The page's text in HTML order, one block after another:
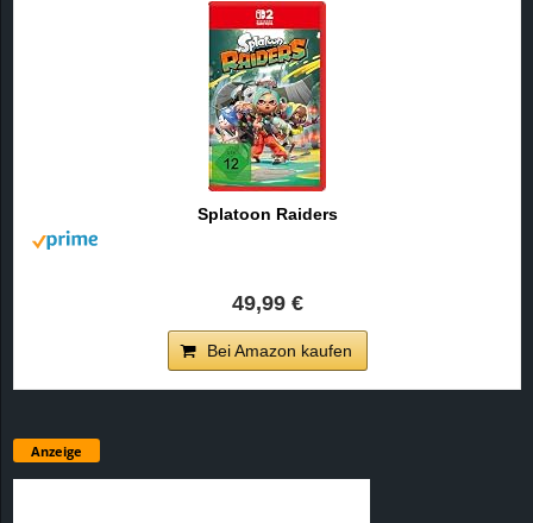
Splatoon Raiders
49,99 €
Bei Amazon kaufen
Anzeige